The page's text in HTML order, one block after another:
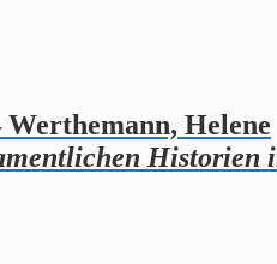
Werthemann, Helene
Historien